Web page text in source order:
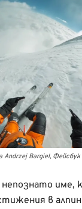
Andrzej Bargiel, Фейсбук
име,
в